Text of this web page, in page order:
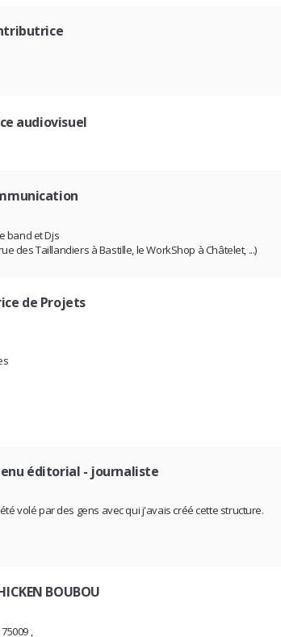
audiovisuel
band et Djs
des Taillandiers à Bastille, le WorkShop à Châtelet, ...)
de Projets
éditorial - journaliste
volé par des gens avec qui j'avais créé cette structure.
BOUBOU
,